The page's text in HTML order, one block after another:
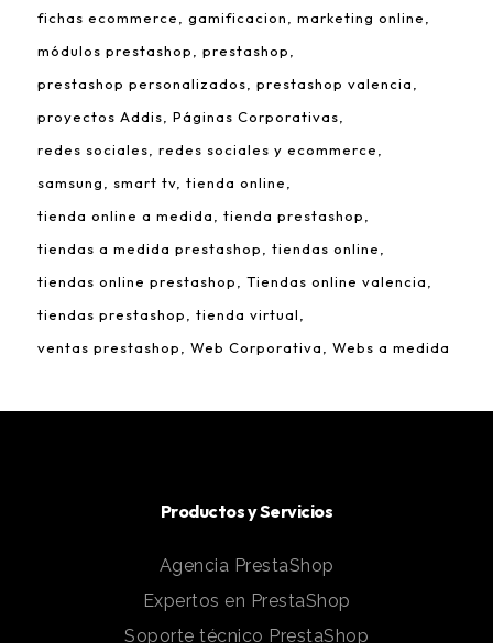
fichas ecommerce
gamificacion
marketing online
módulos prestashop
prestashop
prestashop personalizados
prestashop valencia
proyectos Addis
Páginas Corporativas
redes sociales
redes sociales y ecommerce
samsung
smart tv tienda online
tienda online a medida
tienda prestashop
tiendas a medida prestashop
tiendas online
tiendas online prestashop
Tiendas online valencia
tiendas prestashop
tienda virtual
ventas prestashop
Web Corporativa Webs a medida
Productos y Servicios
Agencia PrestaShop
Expertos en PrestaShop
Soporte técnico PrestaShop